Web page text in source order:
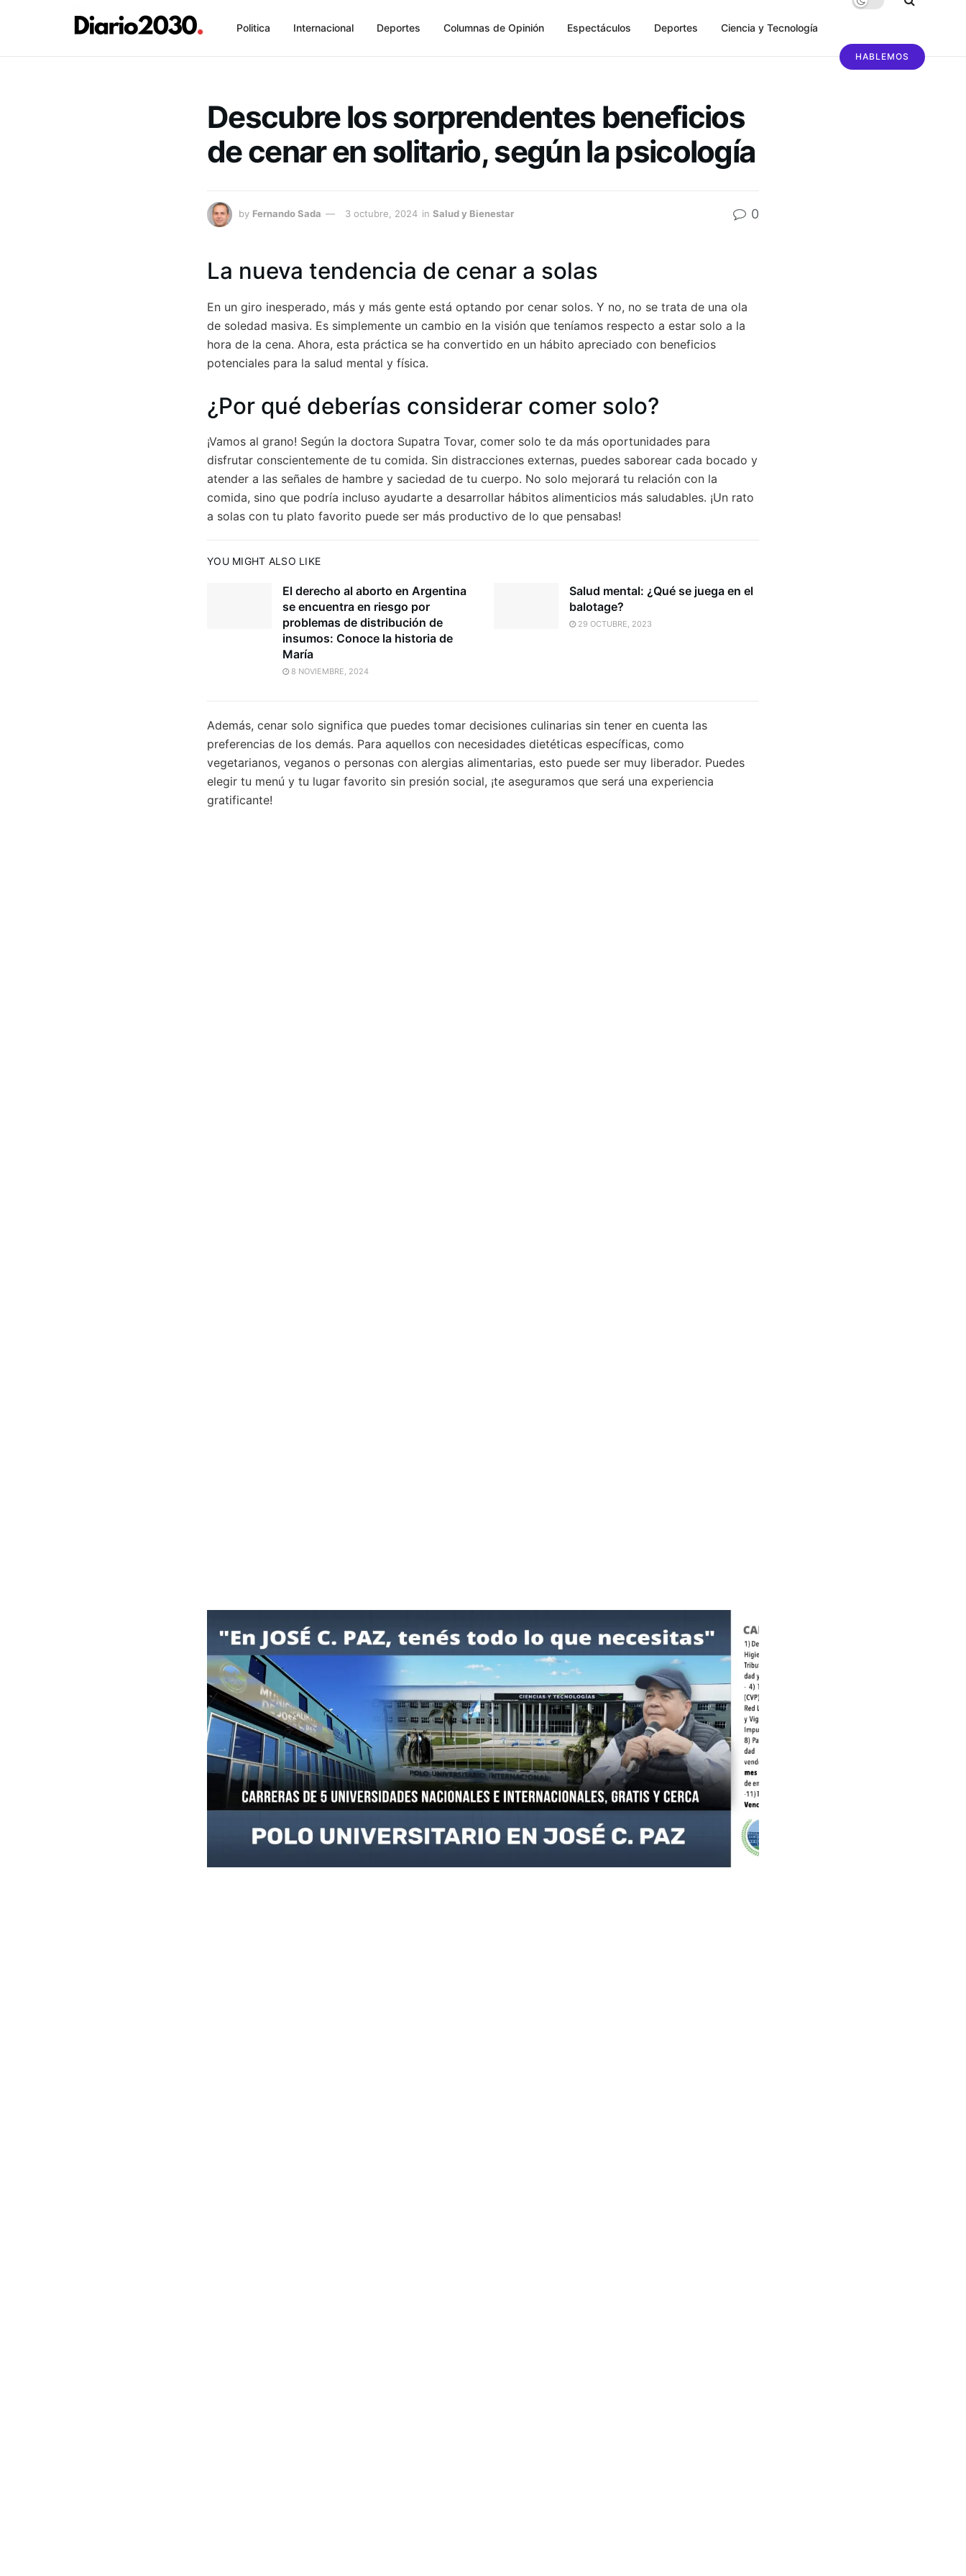
Politica Internacional Deportes Columnas de Opinión Espectáculos Deportes Ciencia y Tecnología
HABLEMOS
Descubre los sorprendentes beneficios
de cenar en solitario, según la psicología
by Fernando Sada 3 octubre, 2024 in Salud y Bienestar 0
La nueva tendencia de cenar a solas
En un giro inesperado, más y más gente está optando por cenar solos. Y no, no se trata de una ola
de soledad masiva. Es simplemente un cambio en la visión que teníamos respecto a estar solo a la
hora de la cena. Ahora, esta práctica se ha convertido en un hábito apreciado con beneficios
potenciales para la salud mental y física.
¿Por qué deberías considerar comer solo?
¡Vamos al grano! Según la doctora Supatra Tovar, comer solo te da más oportunidades para
disfrutar conscientemente de tu comida. Sin distracciones externas, puedes saborear cada bocado y
atender a las señales de hambre y saciedad de tu cuerpo. No solo mejorará tu relación con la
comida, sino que podría incluso ayudarte a desarrollar hábitos alimenticios más saludables. ¡Un rato
a solas con tu plato favorito puede ser más productivo de lo que pensabas!
YOU MIGHT ALSO LIKE
El derecho al aborto en Argentina
se encuentra en riesgo por
problemas de distribución de
insumos: Conoce la historia de
María
8 NOVIEMBRE, 2024
Salud mental: ¿Qué se juega en el
balotage?
29 OCTUBRE, 2023
Además, cenar solo significa que puedes tomar decisiones culinarias sin tener en cuenta las
preferencias de los demás. Para aquellos con necesidades dietéticas específicas, como
vegetarianos, veganos o personas con alergias alimentarias, esto puede ser muy liberador. Puedes
elegir tu menú y tu lugar favorito sin presión social, ¡te aseguramos que será una experiencia
gratificante!